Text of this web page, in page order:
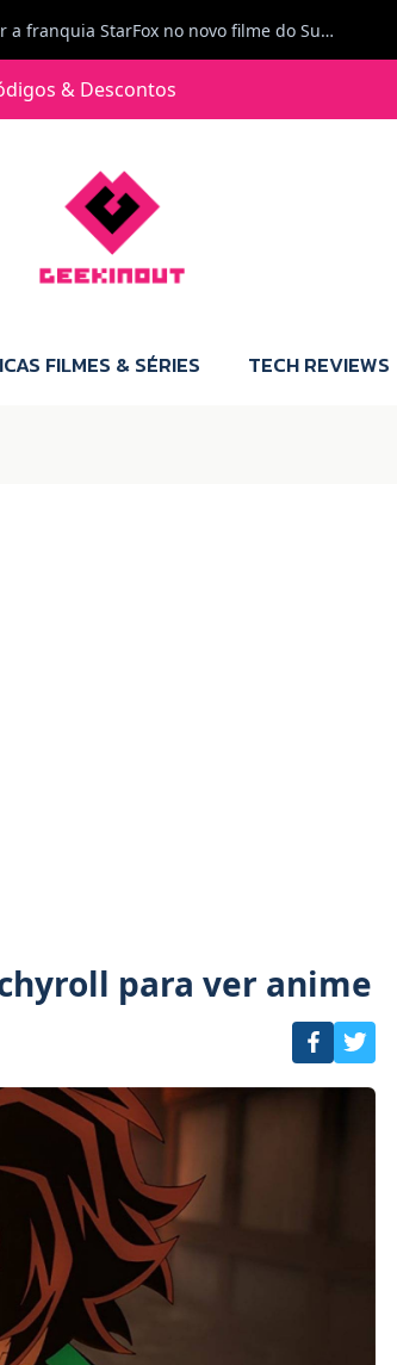
Jorge Loureiro | Fearme diz: A versão da Switch 2 tem censura... mas também não perdes muito.
para a Switch 2 :P
Jorge Loureiro | Fearme diz: Boas, obrigado pelo teu comentário. Talvez seja verdade que a Microsoft está a tentar redefinir o futuro dos jogos, mas para uma marca que já trocou de estratégia tantas vezes, é difícil acreditar em mais uma virada de direção. Basta lembrar do Kinect, da aposta no cloud gaming, ou mesmo do discurso de que os exclusivos eram "essenciais": todas essas promessas acabaram por perder força com o tempo. Além disso, há um ponto chave que estás a ignorar: as consolas Xbox. Está à vista que foram praticamente abandonadas. Quem comprou uma Xbox Series X a pensar que ia ser a máquina indispensável para jogar exclusivos, ficou a arder, porque hoje esses jogos chegam também ao PC e, cada vez mais, até à concorrência. Isso mina a identidade da marca e enfraquece a confiança dos jogadores. A PlayStation até pode estar a lançar alguns jogos na Xbox como o Helldivers 2, mas não é o catálogo inteiro. Desta forma, as consolas PS5 continuam a ter valor.
& Descontos
FILMES & SÉRIES TECH REVIEWS
para ver anime